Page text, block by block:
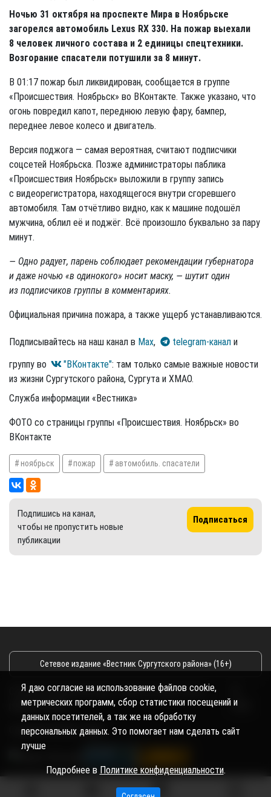
Ночью 31 октября на проспекте Мира в Ноябрьске
загорелся автомобиль Lexus RX 330. На пожар выехали
8 человек личного состава и 2 единицы спецтехники.
Возгорание спасатели потушили за 8 минут.
В 01:17 пожар был ликвидирован, сообщается в группе
«Происшествия. Ноябрьск» во ВКонтакте. Также указано, что
огонь повредил капот, переднюю левую фару, бампер,
переднее левое колесо и двигатель.
Версия поджога — самая вероятная, считают подписчики
соцсетей Ноябрьска. Позже администраторы паблика
«Происшествия Ноябрьск» выложили в группу запись
с видеорегистратора, находящегося внутри сгоревшего
автомобиля. Там отчётливо видно, как к машине подошёл
мужчина, облил её и поджёг. Всё произошло буквально за пару
минут.
— Одно радует, парень соблюдает рекомендации губернатора
и даже ночью «в одинокого» носит маску, — шутит один
из подписчиков группы в комментариях.
Официальная причина пожара, а также ущерб устанавливаются.
Подписывайтесь на наш канал в Max, telegram-канал и
группу во
"ВКонтакте": там только самые важные новости
из жизни Сургутского района, Сургута и ХМАО.
Служба информации «Вестника»
ФОТО со страницы группы «Происшествия. Ноябрьск» во
ВКонтакте
ноябрьск пожар автомобиль. спасатели
Подпишись на канал,
чтобы не пропустить новые
публикации
Подписаться
Сетевое издание «Вестник Сургутского района» (16+)
Сетевое издание Вестник - Новости Сургутского
района и Югры
2026
Copyright © 2018- 2026
Я даю согласие на использование файлов cookie,
метрических программ, сбор статистики посещений и
данных посетителей, а так же на обработку
персональных данных. Это помогает нам сделать сайт
лучше
Подробнее в Политике конфиденциальности.